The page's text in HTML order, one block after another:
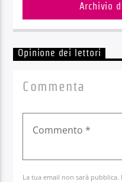
Archivio
Opinione dei lettori
Commenta
La tua email non sarà